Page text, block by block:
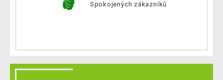
Spokojených zákazníků